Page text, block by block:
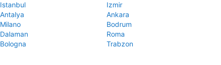
Istanbul
Izmir
Antalya
Ankara
Milano
Bodrum
Dalaman
Roma
Bologna
Trabzon